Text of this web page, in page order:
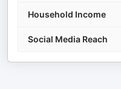
Household Income
Social Media Reach